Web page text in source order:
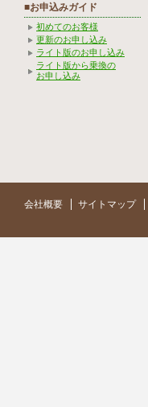
■お申込みガイド
初めてのお客様
更新のお申し込み
ライト版のお申し込み
ライト版から乗換の
お申し込み
会社概要 サイトマップ